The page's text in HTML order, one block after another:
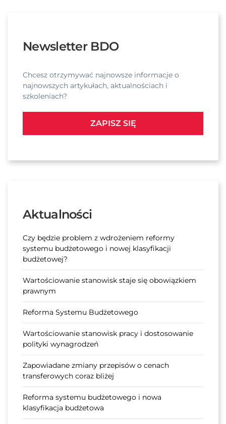
Newsletter BDO
Chcesz otrzymywać najnowsze informacje o
najnowszych artykułach, aktualnościach i
szkoleniach?
ZAPISZ SIĘ
Aktualności
Czy będzie problem z wdrożeniem reformy
systemu budżetowego i nowej klasyfikacji
budżetowej?
Wartościowanie stanowisk staje się obowiązkiem
prawnym
Reforma Systemu Budżetowego
Wartościowanie stanowisk pracy i dostosowanie
polityki wynagrodzeń
Zapowiadane zmiany przepisów o cenach
transferowych coraz bliżej
Reforma systemu budżetowego i nowa
klasyfikacja budżetowa